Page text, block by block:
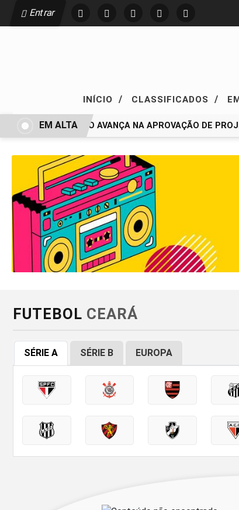
Entrar
INÍCIO / CLASSIFICADOS /
CONGRESSO AVANÇA NA APROVAÇÃO DE
EM ALTA
FUTEBOL CEARÁ
SÉRIE A SÉRIE B EUROPA